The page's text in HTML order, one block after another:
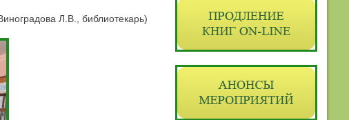
Л.В., библиотекарь)